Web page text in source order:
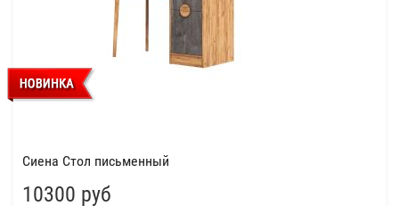
Сиена Стол письменный
10300 руб